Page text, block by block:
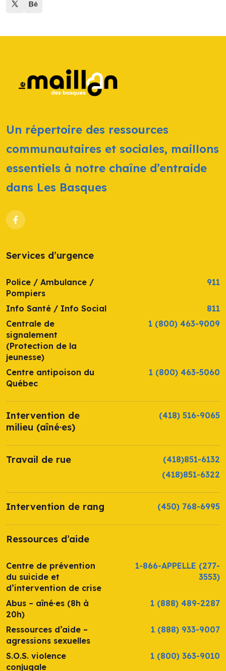
Un répertoire des ressources
communautaires et sociales, maillons
essentiels à notre chaîne d’entraide
dans Les Basques
Services d’urgence
Police / Ambulance /
Pompiers
911
Info Santé / Info Social
811
Centrale de
signalement
(Protection de la
jeunesse)
1 (800) 463-9009
Centre antipoison du
Québec
1 (800) 463-5060
Intervention de
milieu (aîné·es)
(418) 516-9065
Travail de rue
(418)851-6132
(418)851-6322
Intervention de rang (450) 768-6995
Ressources d’aide
Centre de prévention
du suicide et
d’intervention de crise
1-866-APPELLE (277-
3553)
Abus – aîné·es (8h à
20h)
1 (888) 489-2287
Ressources d’aide –
agressions sexuelles
1 (888) 933-9007
S.O.S. violence
conjugale
1 (800) 363-9010